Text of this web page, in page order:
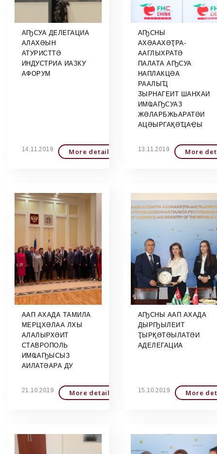
АҦСУА ДЕЛЕГАЦИА
АЛАХӘЫН
АТУРИСТТӘ
ИНДУСТРИА ИАЗКУ
АФОРУМ
14.11.2019 More detailed
АҦСНЫ
АХӘААХӘҬРА-
ААГЛЫХРАТӘ
ПАЛАТА АҦСУА
НАПЛАКЦӘА
РААЛЫҴ
ӠЫРНАГЕИТ ШАНХАИ
ИМҨАҦСУАЗ
ЖӘЛАРБЖЬАРАТӘИ
АЦӘЫРГАҚӘҴАҾЫ
13.11.2019 More
ААП АХАДА ТАМИЛА
МЕРЦХӘЛАА ЛХЫ
АЛАЛЫРХӘИТ
СТАВРОПОЛЬ
ИМҨАҦЫСЫЗ
АИЛАТӘАРА ДУ
21.10.2019 More detailed
АҦСНЫ ААП АХАДА
ДЫРҦЫЛЕИТ
ҬЫРҚӘТӘЫЛАТӘИ
АДЕЛЕГАЦИА
15.10.2019 More